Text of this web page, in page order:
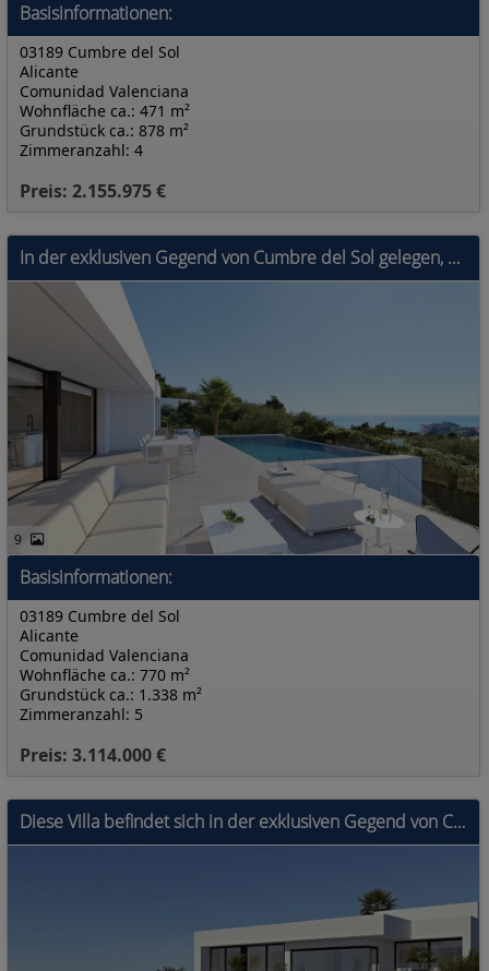
Basisinformationen:
03189 Cumbre del Sol
Alicante
Comunidad Valenciana
Preis: 2.155.975 €
Wohnfläche ca.: 471 m²
Grundstück ca.: 878 m²
Zimmeranzahl: 4
In der exklusiven Gegend von Cumbre del Sol gelegen, bietet diese Villa eine privilegierte Umgebung mit Meerblick. Die Immobilie befindet sich nur 0,
9
Basisinformationen:
03189 Cumbre del Sol
Alicante
Comunidad Valenciana
Preis: 3.114.000 €
Wohnfläche ca.: 770 m²
Grundstück ca.: 1.338 m²
Zimmeranzahl: 5
Diese Villa befindet sich in der exklusiven Gegend von Cumbre del Sol und bietet eine privilegierte Umgebung mit Meerblick. Die Immobilie, die für di